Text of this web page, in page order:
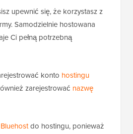
upewnić się, że korzystasz z
Samodzielnie hostowana
Ci pełną potrzebną
konto hostingu
zarejestrować nazwę
Bluehostdo hostingu, ponieważ